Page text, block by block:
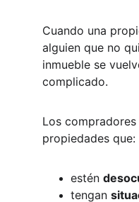
Cuando una
alguien que no
inmueble se
complicado.
Los
propiedades que:
estén
tengan